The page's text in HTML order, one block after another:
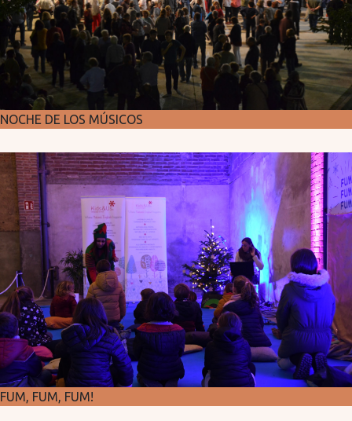
NOCHE DE LOS MÚSICOS
FUM, FUM, FUM!